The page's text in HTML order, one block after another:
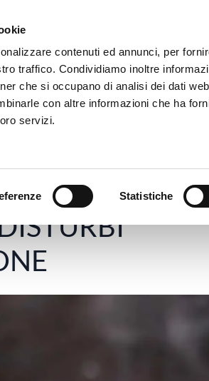
contenuti ed annunci, per
traffico. Condividiamo inoltre
che si occupano di analisi dei dati
con altre informazioni che ha
servizi.
Statistiche